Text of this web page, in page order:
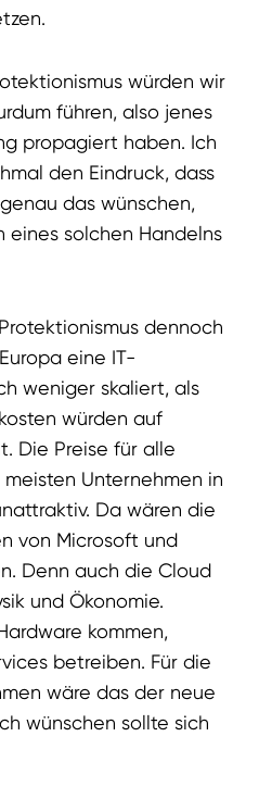
würden wir
führen, also jenes
propagiert haben. Ich
den Eindruck, dass
das wünschen,
eines solchen Handelns
dennoch
eine IT-
weniger skaliert, als
würden auf
Die Preise für alle
Unternehmen in
Da wären die
von Microsoft und
Denn auch die Cloud
und Ökonomie.
kommen,
betreiben. Für die
wäre das der neue
wünschen sollte sich